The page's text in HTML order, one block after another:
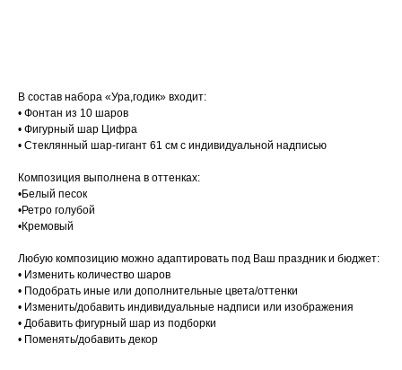
В состав набора «Ура,годик» входит:
• Фонтан из 10 шаров
• Фигурный шар Цифра
• Стеклянный шар-гигант 61 см с индивидуальной надписью
Композиция выполнена в оттенках:
•Белый песок
•Ретро голубой
•Кремовый
Любую композицию можно адаптировать под Ваш праздник и бюджет:
• Изменить количество шаров
• Подобрать иные или дополнительные цвета/оттенки
• Изменить/добавить индивидуальные надписи или изображения
• Добавить фигурный шар из подборки
• Поменять/добавить декор